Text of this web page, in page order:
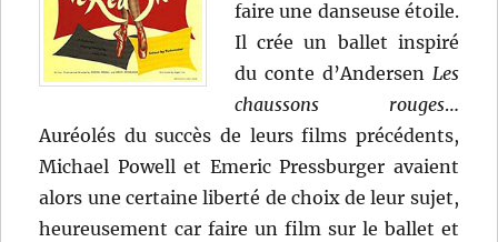
faire une danseuse étoile.
Il crée un ballet inspiré
du conte d’Andersen Les
chaussons rouges…
Auréolés du succès de leurs films précédents,
Michael Powell et Emeric Pressburger avaient
alors une certaine liberté de choix de leur sujet,
heureusement car faire un film sur le ballet et